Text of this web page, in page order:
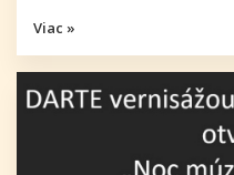
Viac »